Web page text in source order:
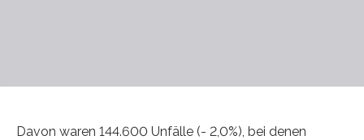
Davon waren 144.600 Unfälle (- 2,0%), bei denen